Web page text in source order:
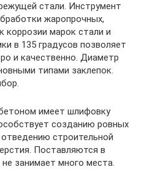
стали. Инструмент
жаропрочных,
коррозии марок стали и
в 135 градусов позволяет
и качественно. Диаметр
типами заклепок.
имеет шлифовку
созданию ровных
строительной
Поставляются в
занимает много места.